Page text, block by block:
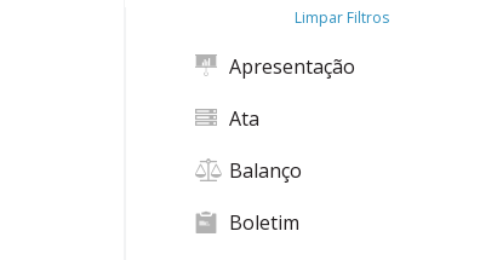
Limpar Filtros
Apresentação
Ata
Balanço
Boletim